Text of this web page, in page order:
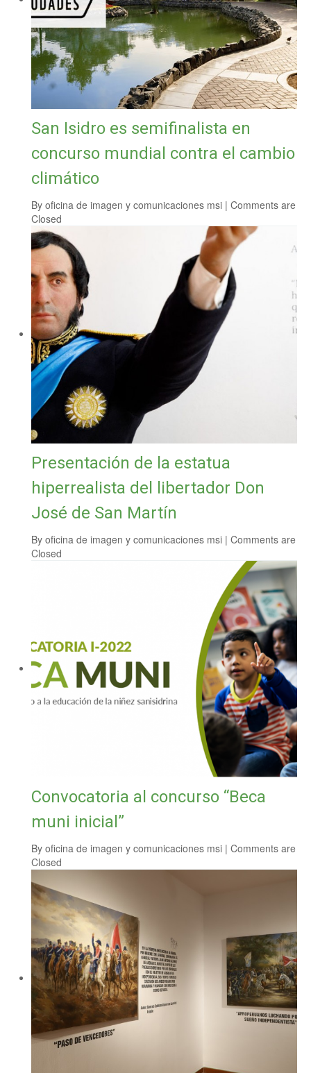
San Isidro es semifinalista en
concurso mundial contra el cambio
climático
By oficina de imagen y comunicaciones msi | Comments are
Closed
Presentación de la estatua
hiperrealista del libertador Don
José de San Martín
By oficina de imagen y comunicaciones msi | Comments are
Closed
Convocatoria al concurso “Beca
muni inicial”
By oficina de imagen y comunicaciones msi | Comments are
Closed